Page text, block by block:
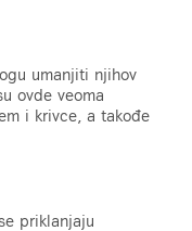
umanjiti njihov
ovde veoma
i krivce, a takođe
priklanjaju